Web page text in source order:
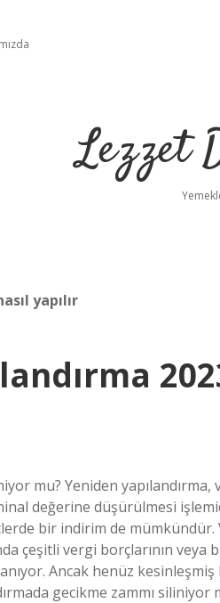
Lezzet
yapılır
mu? Yeniden
değerine düşürülmesi
bir indirim de
çeşitli vergi borçlarının
Ancak henüz
gecikme zammı siliniyor